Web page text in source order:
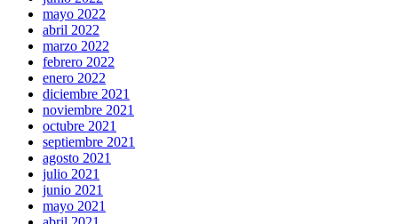
mayo 2022
abril 2022
marzo 2022
febrero 2022
enero 2022
diciembre 2021
noviembre 2021
octubre 2021
septiembre 2021
agosto 2021
julio 2021
junio 2021
mayo 2021